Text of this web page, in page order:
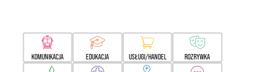
KOMUNIKACJA EDUKACJA USŁUGI/HANDEL ROZRYWKA